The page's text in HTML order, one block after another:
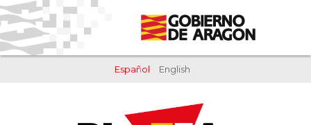
Saltar
al
contenido
Saltar
al
pie
Español English